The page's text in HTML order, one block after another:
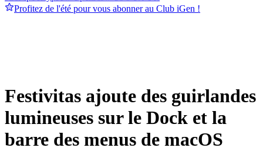
Profitez de l'été pour vous abonner au Club iGen !
Festivitas ajoute des guirlandes
lumineuses sur le Dock et la
barre des menus de macOS